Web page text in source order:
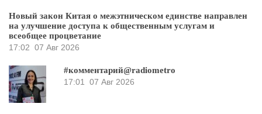
Новый закон Китая о межэтническом единстве направлен
на улучшение доступа к общественным услугам и
всеобщее процветание
17:02 07 Авг 2026
#комментарий@radiometro
17:01 07 Авг 2026